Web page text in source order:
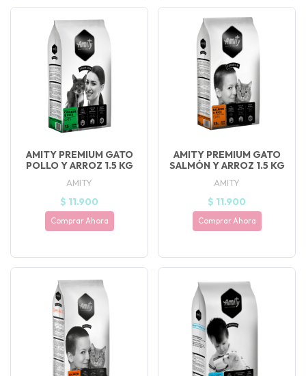
AMITY PREMIUM GATO
POLLO Y ARROZ 1.5 KG
AMITY
$ 11.900
Comprar Ahora
AMITY PREMIUM GATO
SALMÓN Y ARROZ 1.5 KG
AMITY
$ 11.900
Comprar Ahora